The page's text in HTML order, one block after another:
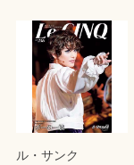
ル・サンク